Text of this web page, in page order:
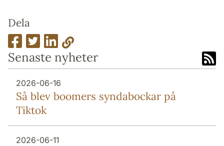
Dela
Senaste nyheter
2026-06-16
Så blev boomers syndabockar på
Tiktok
2026-06-11